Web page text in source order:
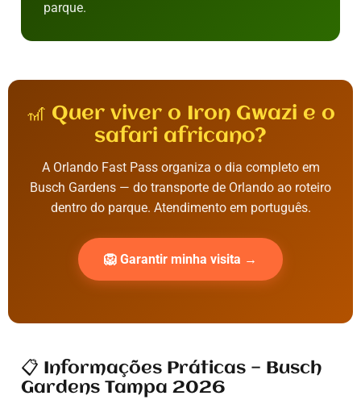
parque.
🎢 Quer viver o Iron Gwazi e o
safari africano?
A Orlando Fast Pass organiza o dia completo em
Busch Gardens — do transporte de Orlando ao roteiro
dentro do parque. Atendimento em português.
🦁 Garantir minha visita →
📋 Informações Práticas — Busch
Gardens Tampa 2026